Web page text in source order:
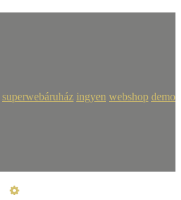
superwebáruház ingyen webshop demo